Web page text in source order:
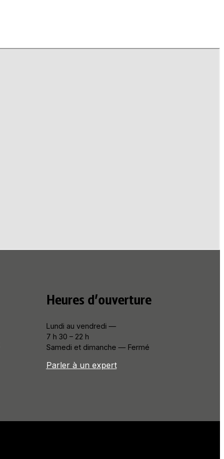
Heures d’ouverture
Lundi au vendredi —
7 h 30 – 22 h
Samedi et dimanche — Fermé
Parler à un expert